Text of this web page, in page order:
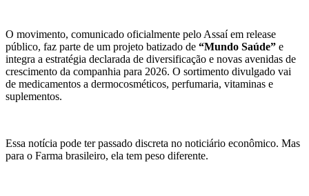
O movimento, comunicado oficialmente pelo Assaí em release
público, faz parte de um projeto batizado de “Mundo Saúde” e
integra a estratégia declarada de diversificação e novas avenidas de
crescimento da companhia para 2026. O sortimento divulgado vai
de medicamentos a dermocosméticos, perfumaria, vitaminas e
suplementos.
Essa notícia pode ter passado discreta no noticiário econômico. Mas
para o Farma brasileiro, ela tem peso diferente.